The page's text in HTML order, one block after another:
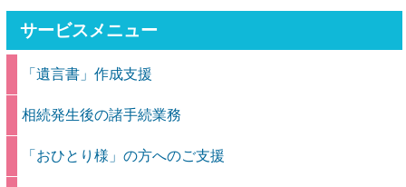
サービスメニュー
「遺言書」作成支援
相続発生後の諸手続業務
「おひとり様」の方へのご支援